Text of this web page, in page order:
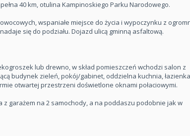
40 km, otulina Kampinoskiego Parku Narodowego.
wspaniałe miejsce do życia i wypoczynku z
się do podziału. Dojazd ulicą gminną asfaltową.
lub drewno, w skład pomieszczeń wchodzi salon z
budynek zieleń, pokój/gabinet, oddzielna kuchnia,
otwartej przestrzeni doświetlone oknami połaciowymi.
garażem na 2 samochody, a na poddaszu podobnie jak w